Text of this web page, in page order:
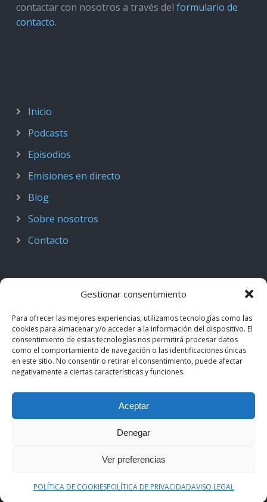
Gestionar consentimiento
Para ofrecer las mejores experiencias, utilizamos tecnologías como las
cookies para almacenar y/o acceder a la información del dispositivo. El
consentimiento de estas tecnologías nos permitirá procesar datos
como el comportamiento de navegación o las identificaciones únicas
en este sitio. No consentir o retirar el consentimiento, puede afectar
negativamente a ciertas características y funciones.
Aceptar
Denegar
Ver preferencias
POLÍTICA DE COOKIESPOLÍTICA DE PRIVACIDADAVISO LEGAL
contactar con nosotros a través del formulario de
contacto.
Inicio
Podcasts
Episodios
Emisiones en directo
Blog
Sobre nosotros
Contacto
Podcast de Medicina · by casiMedicos
Radio casiMedicos
. Los contenidos pertenecen a sus
autores originales y se muestran mediante